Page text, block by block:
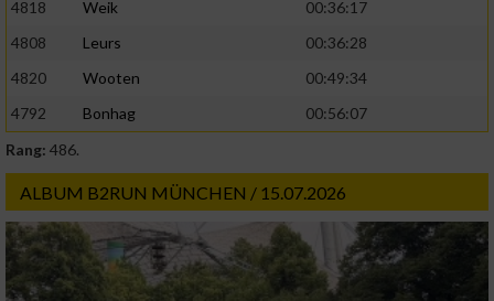
4818 Weik
00:36:17
4808
Leurs
00:36:28
4820
Wooten
00:49:34
4792
Bonhag
00:56:07
Rang: 486.
ALBUM B2RUN MÜNCHEN / 15.07.2026